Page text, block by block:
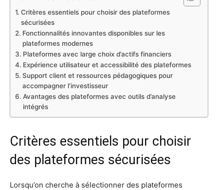
Critères essentiels pour choisir des plateformes
sécurisées
Fonctionnalités innovantes disponibles sur les
plateformes modernes
Plateformes avec large choix d’actifs financiers
Expérience utilisateur et accessibilité des plateformes
Support client et ressources pédagogiques pour
accompagner l’investisseur
Avantages des plateformes avec outils d’analyse
intégrés
Critères essentiels pour choisir
des plateformes sécurisées
Lorsqu’on cherche à sélectionner des plateformes